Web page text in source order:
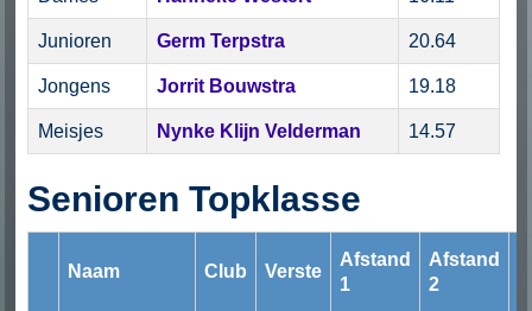
Junioren Germ Terpstra 20.64
Jongens Jorrit Bouwstra 19.18
Meisjes Nynke Klijn Velderman 14.57
Senioren Topklasse
Naam Club Verste
Afstand
1
Afstand
2